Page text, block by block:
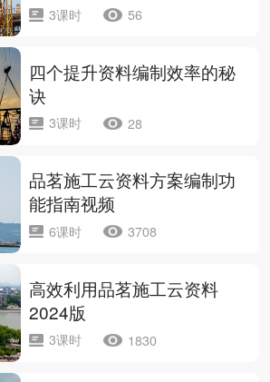
3课时 56
四个提升资料编制效率的秘
诀
3课时 28
品茗施工云资料方案编制功
能指南视频
6课时 3708
高效利用品茗施工云资料
2024版
3课时 1830